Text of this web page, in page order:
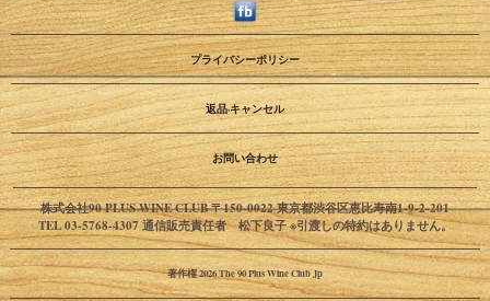
プライバシーポリシー
返品·キャンセル
お問い合わせ
株式会社90 PLUS WINE CLUB 〒150-0022 東京都渋谷区恵比寿南1-9-2-201
TEL 03-5768-4307 通信販売責任者 松下良子 ※引渡しの特約はありません。
著作権 2026 The 90 Plus Wine Club Jp